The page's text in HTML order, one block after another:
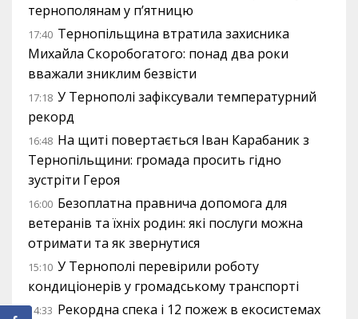
тернополянам у п’ятницю
17:40 Тернопільщина втратила захисника
Михайла Скоробогатого: понад два роки
вважали зниклим безвісти
17:18 У Тернополі зафіксували температурний
рекорд
16:48 На щиті повертається Іван Карабаник з
Тернопільщини: громада просить гідно
зустріти Героя
16:00 Безоплатна правнича допомога для
ветеранів та їхніх родин: які послуги можна
отримати та як звернутися
15:10 У Тернополі перевірили роботу
кондиціонерів у громадському транспорті
14:33 Рекордна спека і 12 пожеж в екосистемах